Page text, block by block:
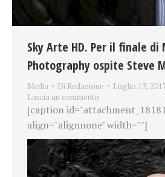
Sky Arte HD. Per il finale
Photography ospite Steve
Media Di Redazione
Luglio 13,
Lascia un commento
[caption
align="alignnone" width=""]